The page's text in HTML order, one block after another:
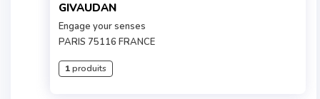
GIVAUDAN
Engage your senses
PARIS 75116 FRANCE
1produits